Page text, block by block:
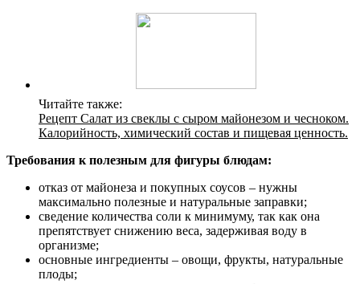
Читайте также:
Рецепт Салат из свеклы с сыром майонезом и чесноком.
Калорийность, химический состав и пищевая ценность.
Требования к полезным для фигуры блюдам:
отказ от майонеза и покупных соусов – нужны
максимально полезные и натуральные заправки;
сведение количества соли к минимуму, так как она
препятствует снижению веса, задерживая воду в
организме;
основные ингредиенты – овощи, фрукты, натуральные
плоды;